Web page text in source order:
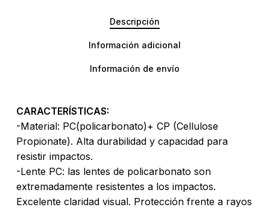
Descripción
Información adicional
Información de envío
CARACTERÍSTICAS:
-Material: PC(policarbonato)+ CP (Cellulose
Propionate). Alta durabilidad y capacidad para
resistir impactos.
-Lente PC: las lentes de policarbonato son
extremadamente resistentes a los impactos.
Excelente claridad visual. Protección frente a rayos